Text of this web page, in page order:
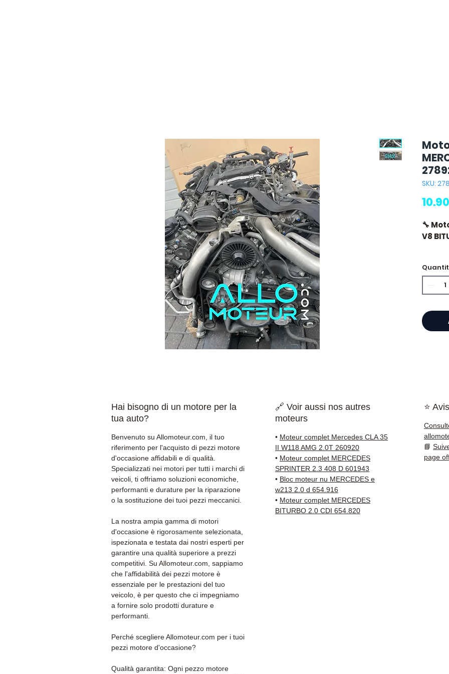
SKU:
🔧
V8
⭐
🇫🇷 e
✅
della
Hai bisogno di un motore per la
tua auto?
Benvenuto su Allomoteur.com, il tuo
riferimento per l'acquisto di pezzi motore
d'occasione affidabili e di qualità.
Specializzati nei motori per tutti i marchi di
veicoli, ti offriamo soluzioni economiche,
performanti e durature per la riparazione
o la sostituzione dei tuoi pezzi meccanici.
La nostra ampia gamma di motori
d'occasione è rigorosamente selezionata,
ispezionata e testata dai nostri esperti per
garantire una qualità superiore a prezzi
competitivi. Su Allomoteur.com, sappiamo
che l'affidabilità dei pezzi motore è
essenziale per le prestazioni del tuo
veicolo, è per questo che ci impegniamo
a fornire solo prodotti durature e
performanti.
Perché scegliere Allomoteur.com per i tuoi
pezzi motore d'occasione?
Qualità garantita: Ogni pezzo motore
🔗 Voir aussi nos autres
moteurs
• Moteur complet Mercedes CLA 35
II W118 AMG 2.0T 260920
• Moteur complet MERCEDES
SPRINTER 2.3 408 D 601943
• Bloc moteur nu MERCEDES e
w213 2.0 d 654.916
• Moteur complet MERCEDES
BITURBO 2.0 CDI 654.820
⭐
📘
page